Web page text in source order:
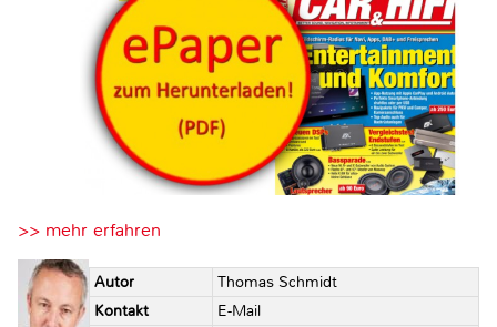
>> mehr erfahren
Autor
Thomas Schmidt
Kontakt
E-Mail